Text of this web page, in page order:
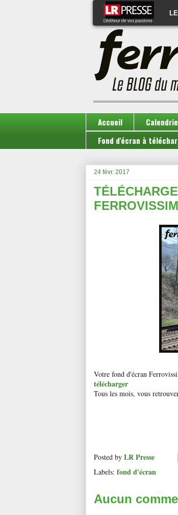
Accueil
Fond d'écran à
24 févr. 2017
Votre fond d'écran
télécharger
Tous les mois, vous
Posted by LR Presse
Labels: fond d'écran
Aucun